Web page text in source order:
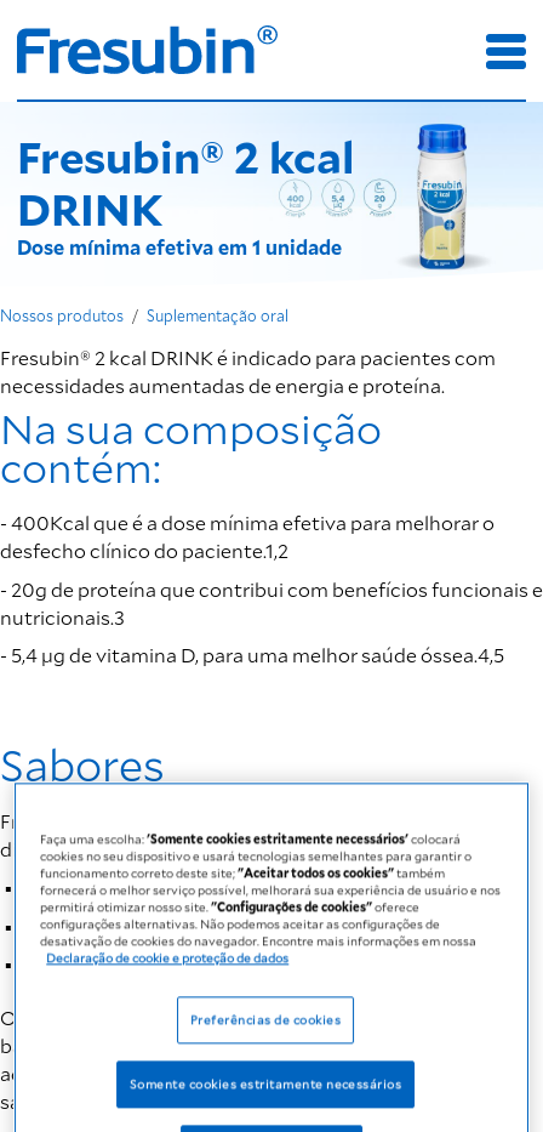
Fresubin® 2 kcal
DRINK
Dose mínima efetiva em 1 unidade
Nossos produtos Suplementação oral
Fresubin® 2 kcal DRINK é indicado para pacientes com
necessidades aumentadas de energia e proteína.
Na sua composição
contém:
- 400Kcal que é a dose mínima efetiva para melhorar o
desfecho clínico do paciente.1,2
- 20g de proteína que contribui com benefícios funcionais e
nutricionais.3
- 5,4 µg de vitamina D, para uma melhor saúde óssea.4,5
Sabores
Fresubin® 2 kcal DRINK tem três deliciosos sabores
disponíveis:
Baunilha
Frutas da Floresta
Neutro (sem sabor)
O sabor neutro proporciona versatilidade, pois você pode
bater com sua fruta preferida, aquecer levemente e
adicionar café ou utilizar em preparações doces ou
salgadas de sua preferência.
Faça uma escolha:'Somente cookies estritamente necessários'colocará
cookies no seu dispositivo e usará tecnologias semelhantes para garantir o
funcionamento correto deste site;"Aceitar todos os cookies"também
fornecerá o melhor serviço possível, melhorará sua experiência de usuário e nos
permitirá otimizar nosso site."Configurações de cookies"oferece
configurações alternativas. Não podemos aceitar as configurações de
desativação de cookies do navegador. Encontre mais informações em nossa
Declaração de cookie e proteção de dados
Preferências de cookies
Somente cookies estritamente necessários